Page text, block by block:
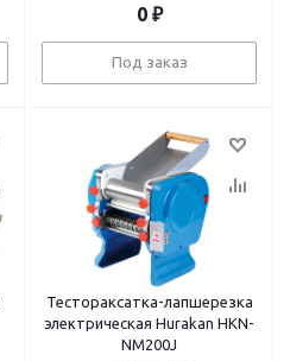
0₽
Под заказ
Тестораксатка-лапшерезка
электрическая Hurakan HKN-
NM200J